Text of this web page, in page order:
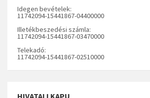
Idegen bevételek:
11742094-15441867-04400000
Illetékbeszedési számla:
11742094-15441867-03470000
Telekadó:
11742094-15441867-02510000
HIVATALI KAPU